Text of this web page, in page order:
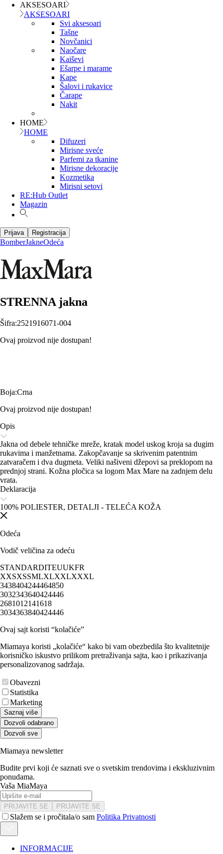
AKSESOARI
AKSESOARI
Svi aksesoari
Tašne
Novčanici
Naočare
Kaiševi
Ešarpe i marame
Kape
Šalovi i rukavice
Čarape
Nakit
HOME
HOME
Difuzeri
Mirisne sveće
Parfemi za tkanine
Mirisne dekoracije
Kozmetika
Mirisni setovi
RE:Hub Outlet
Magazin
Prijava Registracija
BomberJakneOdeća
STRENNA jakna
Šifra:2521916071-004
Ovaj proizvod nije dostupan!
Boja:Crna
Ovaj proizvod nije dostupan!
Opis
Jakna od debele tehničke mreže, kratak model uskog kroja sa dugim
rukavima i manžetnama. Zakopčavanje sa skrivenim patentnim
zatvaračem i dva dugmeta. Veliki našiveni džepovi sa preklopom na
prednjoj strani. Kožna pločica sa logom Max Mare na zadnjem delu
vrata.
Deklaracija
100% POLIESTER, DETALJI - TELEĆA KOŽA
Odeća
Vodič veličina za odeću
STANDARDITEUUKFR
XXSXSSMLXLXXLXXXL
3438404244464850
3032343640424446
2681012141618
3034363840424446
Ovaj sajt koristi “kolačiće”
Miamaya koristi „kolačiće“ kako bi vam obezbedila što kvalitetnije
korisničko iskustvo prilikom pretraživanja sajta, kao i prikazivanja
personalizovanog sadržaja.
Obavezni
Statistika
Marketing
Saznaj više
Dozvoli odabrano
Dozvoli sve
Miamaya newsletter
Budite prvi koji će saznati sve o svetskim trendovima i ekskluzivnim
ponudama.
Vaša MiaMaya
PRIJAVITE SE PRIJAVITE SE
Slažem se i pročitala/o sam Politika Privatnosti
INFORMACIJE